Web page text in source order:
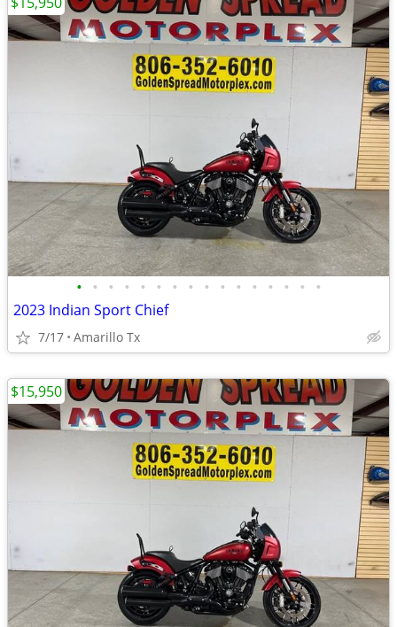
• • • • • • • • • • • • • • • •
2023 Indian Sport Chief
7/17 Amarillo Tx
$15,950